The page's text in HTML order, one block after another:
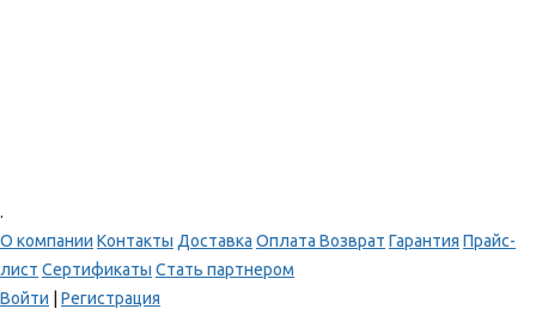
.
О компании Контакты Доставка Оплата Возврат Гарантия Прайс-
лист Сертификаты Стать партнером
Войти
Регистрация